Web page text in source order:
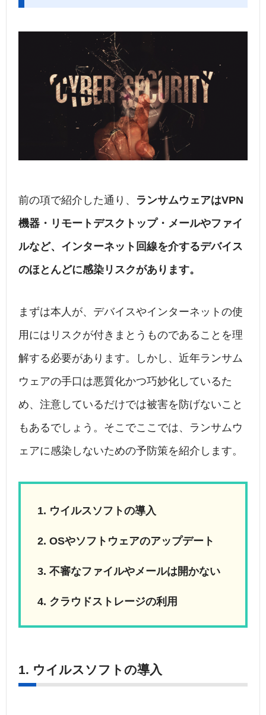
前の項で紹介した通り、 ランサムウェアはVPN
機器・リモートデスクトップ・メールやファイ
ルなど、インターネット回線を介するデバイス
のほとんどに感染リスクがあります。
まずは本人が、デバイスやインターネットの使
用にはリスクが付きまとうものであることを理
解する必要があります。しかし、近年ランサム
ウェアの手口は悪質化かつ巧妙化しているた
め、注意しているだけでは被害を防げないこと
もあるでしょう。そこでここでは、ランサムウ
ェアに感染しないための予防策を紹介します。
ウイルスソフトの導入
OSやソフトウェアのアップデート
不審なファイルやメールは開かない
クラウドストレージの利用
1. ウイルスソフトの導入